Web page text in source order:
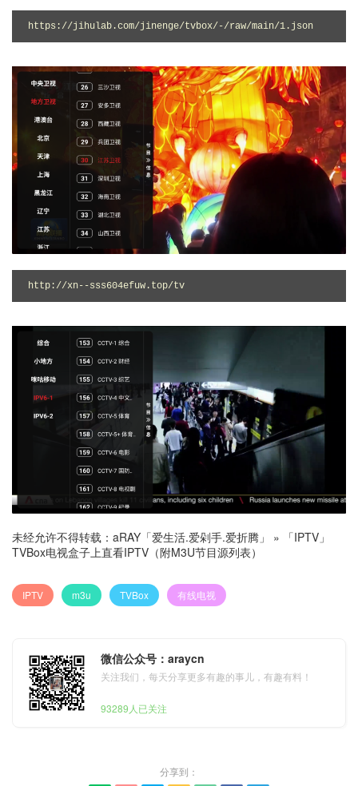
https://jihulab.com/jinenge/tvbox/-/raw/main/1.json
http://xn--sss604efuw.top/tv
未经允许不得转载： aRAY「爱生活.爱剁手.爱折腾」 »
「IPTV」
TVBox电视盒子上直看IPTV（附M3U节目源列表）
IPTV m3u TVBox 有线电视
微信公众号：araycn
关注我们，每天分享更多有趣的事儿，有趣有料！
93289人已关注
分享到：